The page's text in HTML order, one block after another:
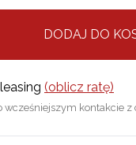
DODAJ DO
(oblicz ratę)
wcześniejszym kontakcie